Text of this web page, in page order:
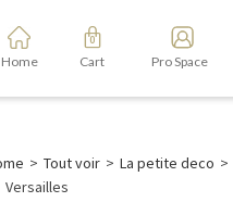
Home Cart Pro Space
> Tout voir > La petite deco >
Versailles